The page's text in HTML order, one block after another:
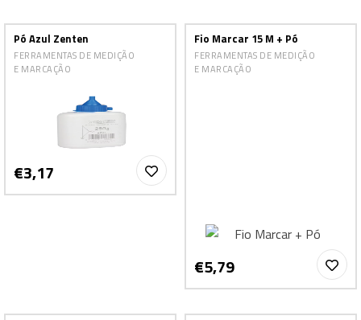
Pó Azul Zenten
FERRAMENTAS DE MEDIÇÃO
E MARCAÇÃO
€3,17
Fio Marcar 15 M + Pó
FERRAMENTAS DE MEDIÇÃO
E MARCAÇÃO
€5,79